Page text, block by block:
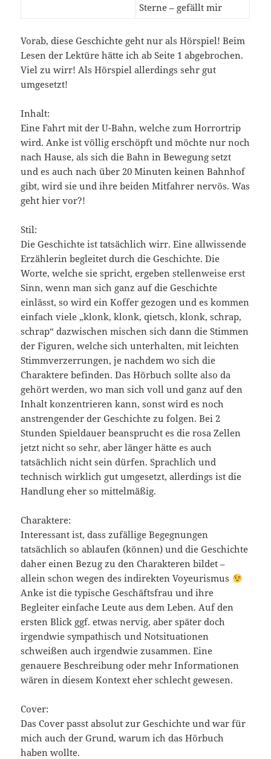
Sterne – gefällt mir
Vorab, diese Geschichte geht nur als Hörspiel! Beim
Lesen der Lektüre hätte ich ab Seite 1 abgebrochen.
Viel zu wirr! Als Hörspiel allerdings sehr gut
umgesetzt!
Inhalt:
Eine Fahrt mit der U-Bahn, welche zum Horrortrip
wird. Anke ist völlig erschöpft und möchte nur noch
nach Hause, als sich die Bahn in Bewegung setzt
und es auch nach über 20 Minuten keinen Bahnhof
gibt, wird sie und ihre beiden Mitfahrer nervös. Was
geht hier vor?!
Stil:
Die Geschichte ist tatsächlich wirr. Eine allwissende
Erzählerin begleitet durch die Geschichte. Die
Worte, welche sie spricht, ergeben stellenweise erst
Sinn, wenn man sich ganz auf die Geschichte
einlässt, so wird ein Koffer gezogen und es kommen
einfach viele „klonk, klonk, qietsch, klonk, schrap,
schrap“ dazwischen mischen sich dann die Stimmen
der Figuren, welche sich unterhalten, mit leichten
Stimmverzerrungen, je nachdem wo sich die
Charaktere befinden. Das Hörbuch sollte also da
gehört werden, wo man sich voll und ganz auf den
Inhalt konzentrieren kann, sonst wird es noch
anstrengender der Geschichte zu folgen. Bei 2
Stunden Spieldauer beansprucht es die rosa Zellen
jetzt nicht so sehr, aber länger hätte es auch
tatsächlich nicht sein dürfen. Sprachlich und
technisch wirklich gut umgesetzt, allerdings ist die
Handlung eher so mittelmäßig.
Charaktere:
Interessant ist, dass zufällige Begegnungen
tatsächlich so ablaufen (können) und die Geschichte
daher einen Bezug zu den Charakteren bildet –
allein schon wegen des indirekten Voyeurismus
Anke ist die typische Geschäftsfrau und ihre
Begleiter einfache Leute aus dem Leben. Auf den
ersten Blick ggf. etwas nervig, aber später doch
irgendwie sympathisch und Notsituationen
schweißen auch irgendwie zusammen. Eine
genauere Beschreibung oder mehr Informationen
wären in diesem Kontext eher schlecht gewesen.
Cover:
Das Cover passt absolut zur Geschichte und war für
mich auch der Grund, warum ich das Hörbuch
haben wollte.